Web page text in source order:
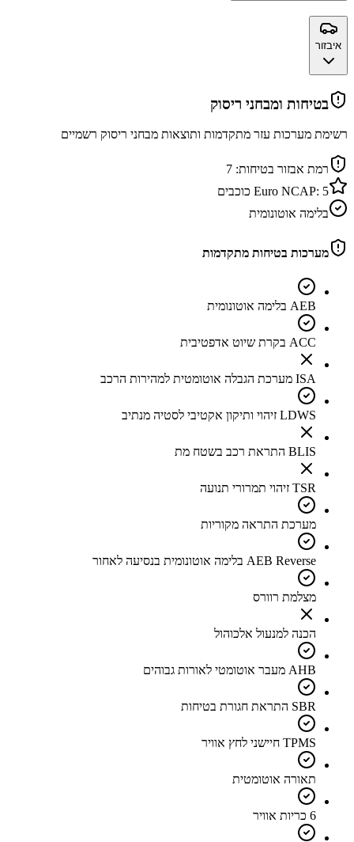
איבזור
בטיחות ומבחני ריסוק
רשימת מערכות עזר מתקדמות ותוצאות מבחני ריסוק רשמיים
רמת אבזור בטיחות: 7
Euro NCAP: 5
כוכבים
בלימה אוטונומית
מערכות בטיחות מתקדמות
AEB בלימה אוטונומית
ACC בקרת שיוט אדפטיבית
ISA מערכת הגבלה אוטומטית למהירות הרכב
LDWS זיהוי ותיקון אקטיבי לסטיה מנתיב
BLIS התראת רכב בשטח מת
TSR זיהוי תמרורי תנועה
מערכת התראה מקוריות
AEB Reverse בלימה אוטונומית בנסיעה לאחור
מצלמת רוורס
הכנה למנעול אלכוהול
AHB מעבר אוטומטי לאורות גבוהים
SBR התראת חגורת בטיחות
TPMS חיישני לחץ אוויר
תאורה אוטומטית
6 כריות אוויר